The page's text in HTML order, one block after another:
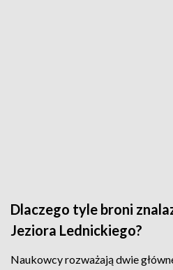
Dlaczego tyle broni
Jeziora Lednickiego?
Naukowcy rozważają dwie